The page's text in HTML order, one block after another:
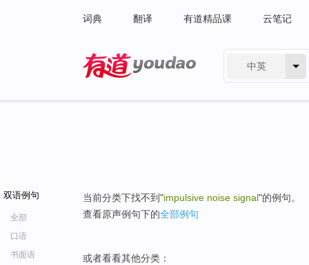
词典 翻译 有道精品课 云笔记
中英
双语例句
全部
口语
书面语
当前分类下找不到"impulsive noise signal"的例句。
查看原声例句下的全部例句
或者看看其他分类：